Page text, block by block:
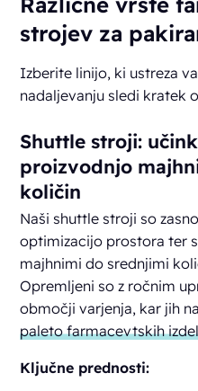
strojev za
Izberite linijo, ki ustreza
nadaljevanju sledi kratek
Shuttle stroji:
proizvodnjo
količin
Naši shuttle stroji so
optimizacijo prostora ter
majhnimi do srednjimi
Opremljeni so z ročnim
območji varjenja, kar jih
paleto farmacevtskih
Ključne prednosti: